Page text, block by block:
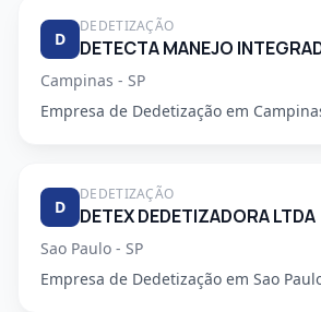
D
DEDETIZAÇÃO
Campinas - SP
Empresa de Dedetização em
D
DEDETIZAÇÃO
DETEX DEDETIZADORA LTDA
Sao Paulo - SP
Empresa de Dedetização em Sao